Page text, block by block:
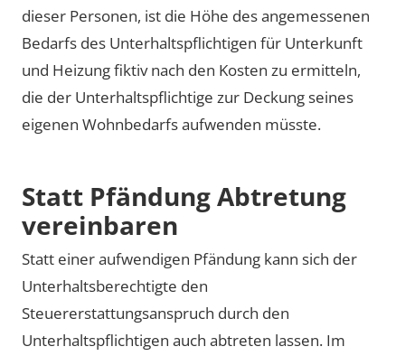
dieser Personen, ist die Höhe des angemessenen
Bedarfs des Unterhaltspflichtigen für Unterkunft
und Heizung fiktiv nach den Kosten zu ermitteln,
die der Unterhaltspflichtige zur Deckung seines
eigenen Wohnbedarfs aufwenden müsste.
Statt Pfändung Abtretung
vereinbaren
Statt einer aufwendigen Pfändung kann sich der
Unterhaltsberechtigte den
Steuererstattungsanspruch durch den
Unterhaltspflichtigen auch abtreten lassen. Im